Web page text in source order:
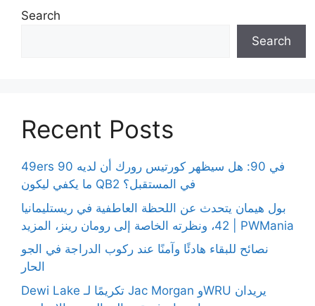
Search
Search
Recent Posts
49ers 90 في 90: هل سيظهر كورتيس رورك أن لديه
ما يكفي ليكون QB2 في المستقبل؟
بول هيمان يتحدث عن اللحظة العاطفية في ريستليمانيا
42، ونظرته الخاصة إلى رومان رينز، المزيد | PWMania
نصائح للبقاء هادئًا وآمنًا عند ركوب الدراجة في الجو
الحار
Dewi Lake تكريمًا لـ Jac Morgan وWRU يريدان